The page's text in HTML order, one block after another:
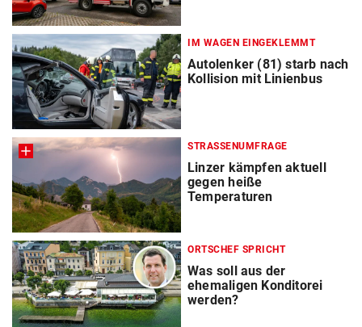
IM WAGEN EINGEKLEMMT
Autolenker (81) starb nach
Kollision mit Linienbus
STRASSENUMFRAGE
Linzer kämpfen aktuell
gegen heiße
Temperaturen
ORTSCHEF SPRICHT
Was soll aus der
ehemaligen Konditorei
werden?